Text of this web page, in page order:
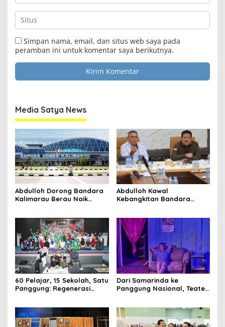
Simpan nama, email, dan situs web saya pada
peramban ini untuk komentar saya berikutnya.
Media Satya News
Abdulloh Dorong Bandara
Kalimarau Berau Naik
Abdulloh Kawal
Kebangkitan Bandara
Proyek Strategis
60 Pelajar, 15 Sekolah, Satu
Panggung: Regenerasi
Dari Samarinda ke
Panggung Nasional, Teater
Yogyakarta
Your
email